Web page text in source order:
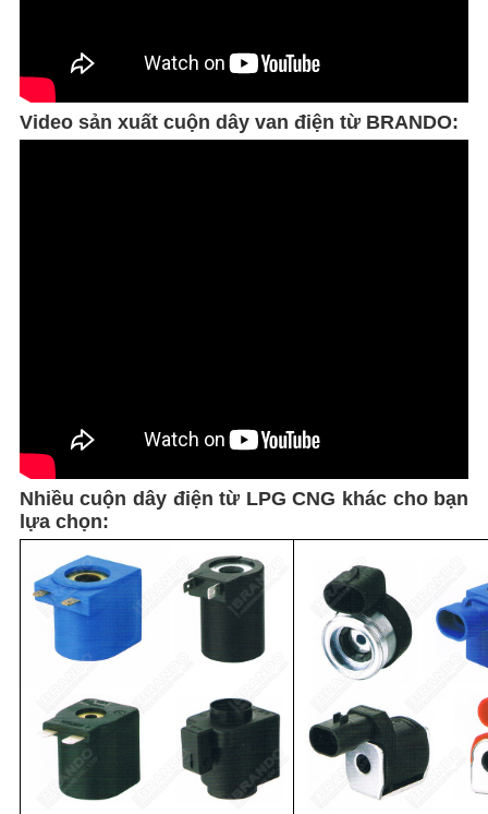
Video sản xuất cuộn dây van điện từ BRANDO:
Nhiều cuộn dây điện từ LPG CNG khác cho bạn
lựa chọn: